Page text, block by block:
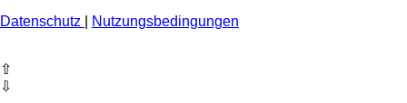
Datenschutz
Nutzungsbedingungen
⇧
⇩